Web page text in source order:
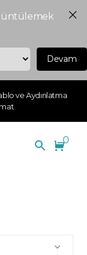
Devam
ve Aydınlatma
0